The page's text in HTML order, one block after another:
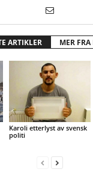
ARTIKLER MER FRA
Karoli etterlyst av svensk
politi